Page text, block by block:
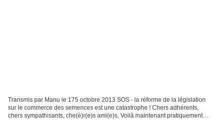
Transmis par Manu le 175 octobre 2013 SOS - la réforme de la législation
sur le commerce des semences est une catastrophe ! Chers adhérents,
chers sympathisants, che(è)r(e)s ami(e)s, Voilà maintenant pratiquement